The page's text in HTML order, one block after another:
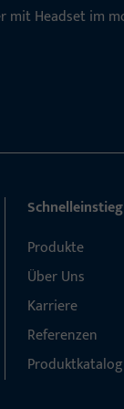
Schnelleinstieg
Produkte
Über Uns
Karriere
Referenzen
Produktkatalog